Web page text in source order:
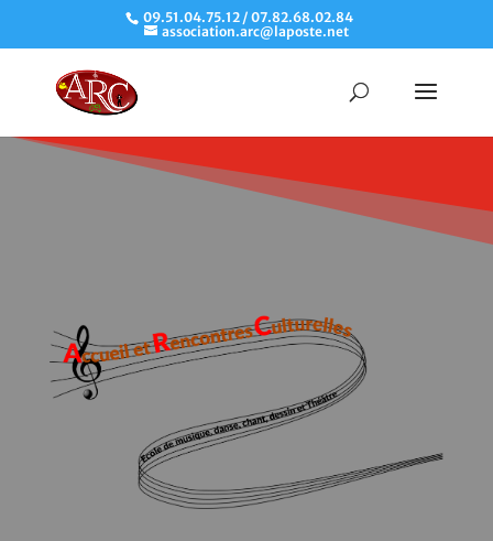
09.51.04.75.12 / 07.82.68.02.84
association.arc@laposte.net